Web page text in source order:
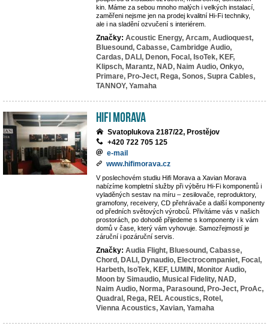
kin. Máme za sebou mnoho malých i velkých instalací,
zaměřeni nejsme jen na prodej kvalitní Hi-Fi techniky,
ale i na sladění ozvučení s interiérem.
Značky: Acoustic Energy, Arcam, Audioquest,
Bluesound, Cabasse, Cambridge Audio,
Cardas, DALI, Denon, Focal, IsoTek, KEF,
Klipsch, Marantz, NAD, Naim Audio, Onkyo,
Primare, Pro-Ject, Rega, Sonos, Supra Cables,
TANNOY, Yamaha
Hifi Morava
Svatoplukova 2187/22, Prostějov
+420 722 705 125
e-mail
www.hifimorava.cz
V poslechovém studiu Hifi Morava a Xavian Morava
nabízíme kompletní služby při výběru Hi-Fi komponentů i
vyladěných sestav na míru – zesilovače, reproduktory,
gramofony, receivery, CD přehrávače a další komponenty
od předních světových výrobců. Přivítáme vás v našich
prostorách, po dohodě přijedeme s komponenty i k vám
domů v čase, který vám vyhovuje. Samozřejmostí je
záruční i pozáruční servis.
Značky: Audia Flight, Bluesound, Cabasse,
Chord, DALI, Dynaudio, Electrocompaniet, Focal,
Harbeth, IsoTek, KEF, LUMIN, Monitor Audio,
Moon by Simaudio, Musical Fidelity, NAD,
Naim Audio, Norma, Parasound, Pro-Ject, ProAc,
Quadral, Rega, REL Acoustics, Rotel,
Vienna Acoustics, Xavian, Yamaha